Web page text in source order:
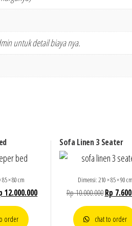
untuk detail biaya nya.
× 80 cm
12.000.000
order
Sofa Linen 3 Seater
Dimensi: 210 × 85 × 90 cm
Rp10.000.000 Rp
chat to order